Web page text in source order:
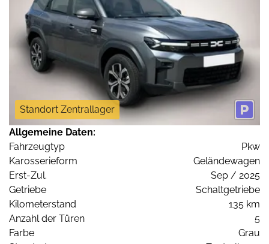
Standort Zentrallager
Allgemeine Daten:
Fahrzeugtyp
Pkw
Karosserieform
Geländewagen
Erst-Zul.
Sep / 2025
Getriebe
Schaltgetriebe
Kilometerstand
135 km
Anzahl der Türen
5
Farbe
Grau